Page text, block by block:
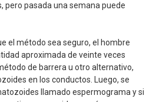
pero pasada una semana puede
el método sea seguro, el hombre
aproximada de veinte veces
de barrera u otro alternativo,
en los conductos. Luego, se
llamado espermograma y si